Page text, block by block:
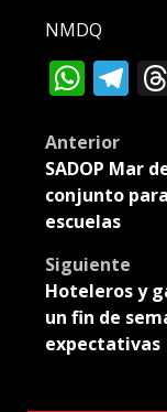
NMDQ
Post
Anterior
SADOP Mar
conjunto
escuelas
Siguiente
Hoteleros y
un fin de
expectativas